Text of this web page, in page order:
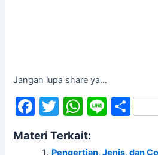
Jangan lupa share ya...
F
a
c
T
w
itt
W
h
at
Li
e
S
ar
Materi Terkait:
Pengertian, Jenis, dan